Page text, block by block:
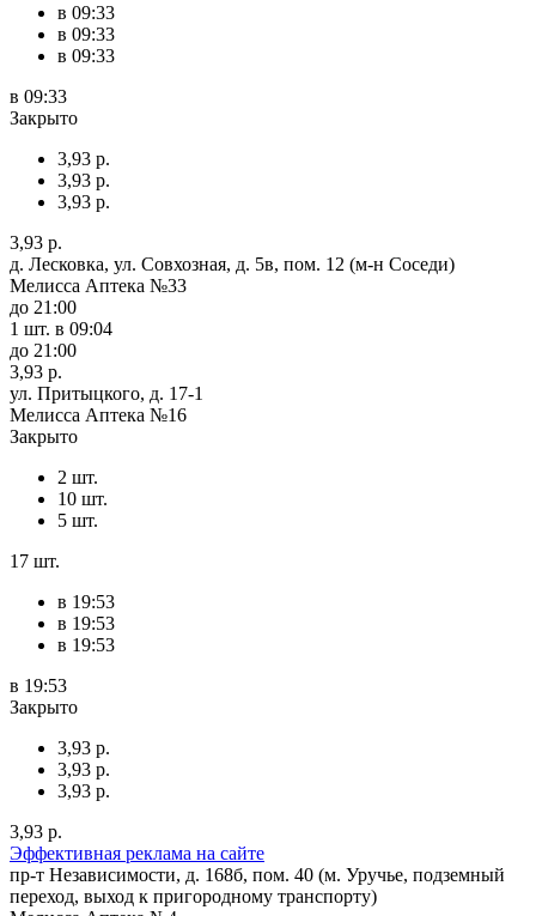
в 09:33
в 09:33
в 09:33
в 09:33
Закрыто
3,93 р.
3,93 р.
3,93 р.
3,93 р.
д. Лесковка, ул. Совхозная, д. 5в, пом. 12 (м-н Соседи)
Мелисса Аптека №33
до 21:00
1 шт. в 09:04
до 21:00
3,93 р.
ул. Притыцкого, д. 17-1
Мелисса Аптека №16
Закрыто
2 шт.
10 шт.
5 шт.
17 шт.
в 19:53
в 19:53
в 19:53
в 19:53
Закрыто
3,93 р.
3,93 р.
3,93 р.
3,93 р.
Эффективная реклама на сайте
пр-т Независимости, д. 168б, пом. 40 (м. Уручье, подземный
переход, выход к пригородному транспорту)